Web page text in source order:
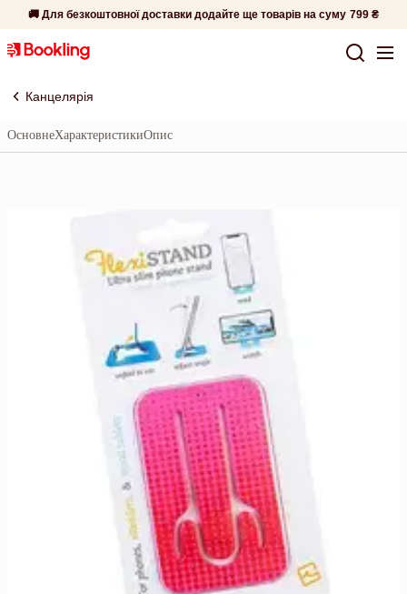
🚚 Для безкоштовної доставки додайте ще товарів на суму 799 ₴
Канцелярія
ОсновнеХарактеристикиОпис